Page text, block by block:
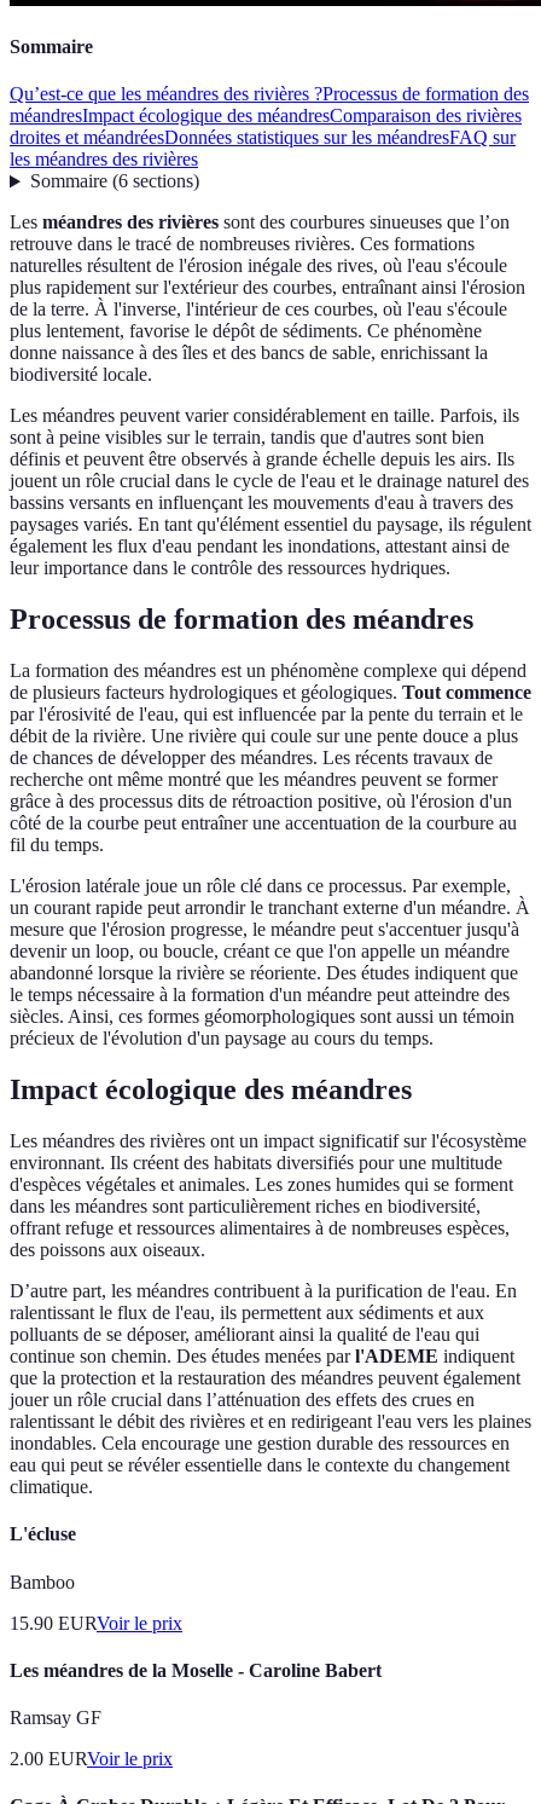
Sommaire
Qu’est-ce que les méandres des rivières ?Processus de formation des
méandresImpact écologique des méandresComparaison des rivières
droites et méandréesDonnées statistiques sur les méandresFAQ sur
les méandres des rivières
Sommaire(6 sections)
Les méandres des rivières sont des courbures sinueuses que l’on
retrouve dans le tracé de nombreuses rivières. Ces formations
naturelles résultent de l'érosion inégale des rives, où l'eau s'écoule
plus rapidement sur l'extérieur des courbes, entraînant ainsi l'érosion
de la terre. À l'inverse, l'intérieur de ces courbes, où l'eau s'écoule
plus lentement, favorise le dépôt de sédiments. Ce phénomène
donne naissance à des îles et des bancs de sable, enrichissant la
biodiversité locale.
Les méandres peuvent varier considérablement en taille. Parfois, ils
sont à peine visibles sur le terrain, tandis que d'autres sont bien
définis et peuvent être observés à grande échelle depuis les airs. Ils
jouent un rôle crucial dans le cycle de l'eau et le drainage naturel des
bassins versants en influençant les mouvements d'eau à travers des
paysages variés. En tant qu'élément essentiel du paysage, ils régulent
également les flux d'eau pendant les inondations, attestant ainsi de
leur importance dans le contrôle des ressources hydriques.
Processus de formation des méandres
La formation des méandres est un phénomène complexe qui dépend
de plusieurs facteurs hydrologiques et géologiques. Tout commence
par l'érosivité de l'eau, qui est influencée par la pente du terrain et le
débit de la rivière. Une rivière qui coule sur une pente douce a plus
de chances de développer des méandres. Les récents travaux de
recherche ont même montré que les méandres peuvent se former
grâce à des processus dits de rétroaction positive, où l'érosion d'un
côté de la courbe peut entraîner une accentuation de la courbure au
fil du temps.
L'érosion latérale joue un rôle clé dans ce processus. Par exemple,
un courant rapide peut arrondir le tranchant externe d'un méandre. À
mesure que l'érosion progresse, le méandre peut s'accentuer jusqu'à
devenir un loop, ou boucle, créant ce que l'on appelle un méandre
abandonné lorsque la rivière se réoriente. Des études indiquent que
le temps nécessaire à la formation d'un méandre peut atteindre des
siècles. Ainsi, ces formes géomorphologiques sont aussi un témoin
précieux de l'évolution d'un paysage au cours du temps.
Impact écologique des méandres
Les méandres des rivières ont un impact significatif sur l'écosystème
environnant. Ils créent des habitats diversifiés pour une multitude
d'espèces végétales et animales. Les zones humides qui se forment
dans les méandres sont particulièrement riches en biodiversité,
offrant refuge et ressources alimentaires à de nombreuses espèces,
des poissons aux oiseaux.
D’autre part, les méandres contribuent à la purification de l'eau. En
ralentissant le flux de l'eau, ils permettent aux sédiments et aux
polluants de se déposer, améliorant ainsi la qualité de l'eau qui
continue son chemin. Des études menées parl'ADEME indiquent
que la protection et la restauration des méandres peuvent également
jouer un rôle crucial dans l’atténuation des effets des crues en
ralentissant le débit des rivières et en redirigeant l'eau vers les plaines
inondables. Cela encourage une gestion durable des ressources en
eau qui peut se révéler essentielle dans le contexte du changement
climatique.
L'écluse
Bamboo
15.90 EURVoir le prix
Les méandres de la Moselle - Caroline Babert
Ramsay GF
2.00 EURVoir le prix